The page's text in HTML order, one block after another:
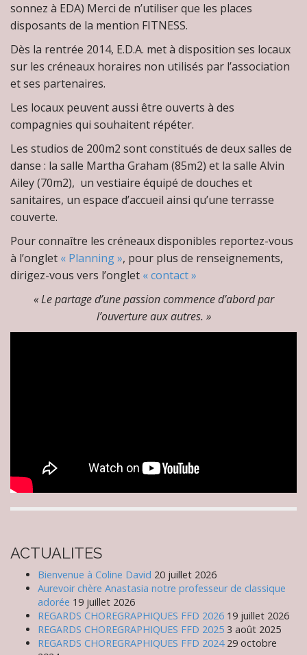
sonnez à EDA) Merci de n’utiliser que les places
disposants de la mention FITNESS.
Dès la rentrée 2014, E.D.A. met à disposition ses locaux
sur les créneaux horaires non utilisés par l’association
et ses partenaires.
Les locaux peuvent aussi être ouverts à des
compagnies qui souhaitent répéter.
Les studios de 200m2 sont constitués de deux salles de
danse : la salle Martha Graham (85m2) et la salle Alvin
Ailey (70m2), un vestiaire équipé de douches et
sanitaires, un espace d’accueil ainsi qu’une terrasse
couverte.
Pour connaître les créneaux disponibles reportez-vous
à l’onglet « Planning », pour plus de renseignements,
dirigez-vous vers l’onglet « contact »
« Le partage d’une passion commence d’abord par
l’ouverture aux autres. »
ACTUALITES
Bienvenue à Coline David 20 juillet 2026
Aurevoir chère Anastasia notre professeur de classique
adorée 19 juillet 2026
REGARDS CHOREGRAPHIQUES FFD 2026 19 juillet 2026
REGARDS CHOREGRAPHIQUES FFD 2025 3 août 2025
REGARDS CHOREGRAPHIQUES FFD 2024 29 octobre